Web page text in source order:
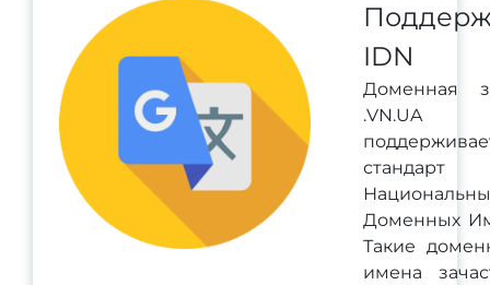
IDN
Доменная
.VN.UA
стандарт
Доменных
Такие
имена